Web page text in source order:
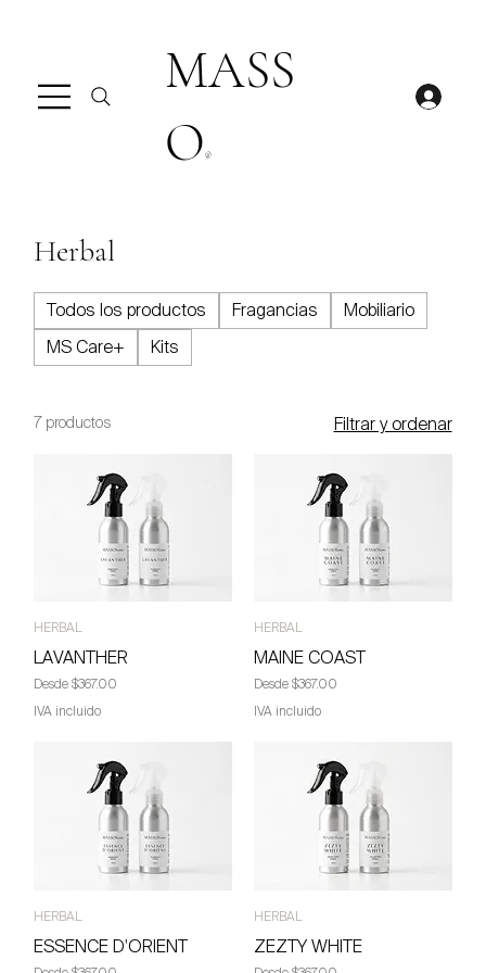
MASS
O ®
Herbal
Todos los productos Fragancias
Mobiliario
MS Care+
Kits
7 productos Filtrar y ordenar
HERBAL
LAVANTHER
Desde$367.00
Precio de oferta
IVA incluido
HERBAL
MAINE COAST
Desde$367.00
Precio de oferta
IVA incluido
HERBAL
ESSENCE D'ORIENT
HERBAL
ZEZTY WHITE